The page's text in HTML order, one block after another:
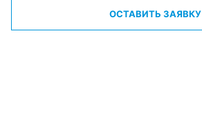
ОСТАВИТЬ ЗАЯВКУ